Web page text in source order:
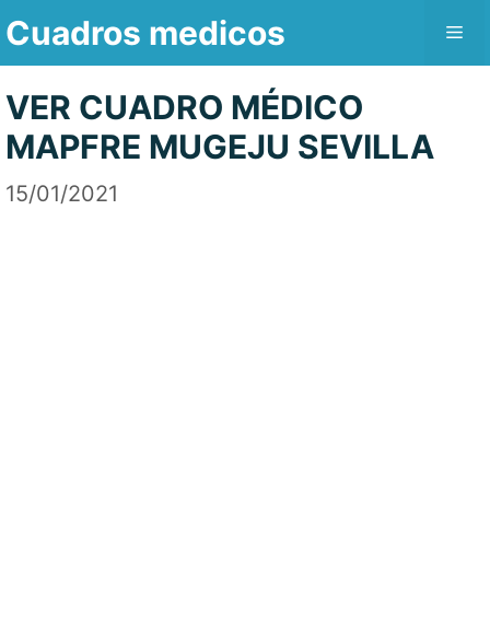
Saltar
contenido
Cuadros medicos
VER CUADRO MÉDICO
MAPFRE MUGEJU SEVILLA
15/01/2021